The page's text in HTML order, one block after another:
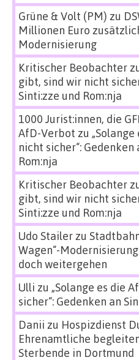
Grüne & Volt (PM) zu
Millionen Euro
Modernisierung
Kritischer Beobachter
gibt, sind wir nicht
Sinti:zze und Rom:nja
1000 Jurist:innen, die
AfD-Verbot zu
nicht sicher“: Gedenken
Rom:nja
Kritischer Beobachter
gibt, sind wir nicht
Sinti:zze und Rom:nja
Udo Stailerzu
Wagen“-
doch weitergehen
Ulli zu „Solange es die
sicher“: Gedenken an
Danii zu Hospizdienst
Ehrenamtliche
Sterbende in Dortmund